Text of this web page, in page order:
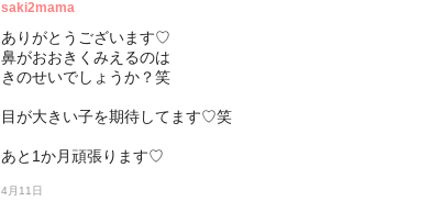
saki2mama
ありがとうございます♡
鼻がおおきくみえるのは
きのせいでしょうか？笑
目が大きい子を期待してます♡笑
あと1か月頑張ります♡
4月11日